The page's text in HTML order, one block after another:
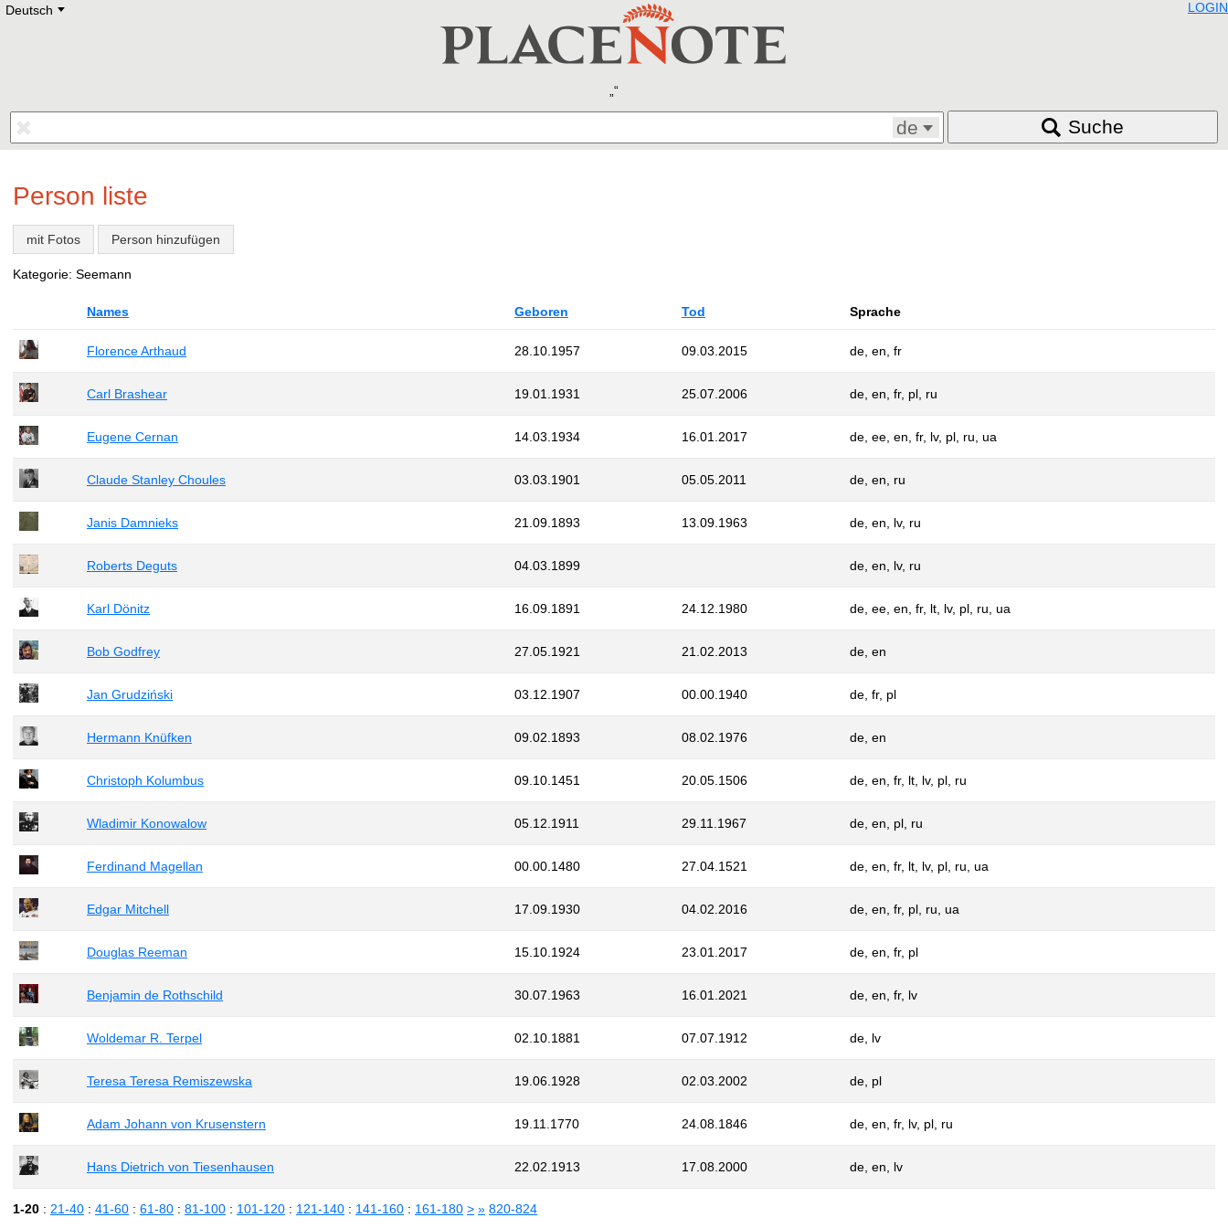
Deutsch E
Deutsch
Polski
Hebrew
LOGIN
de Suche
Person liste
mit Fotos Person hinzufügen
Kategorie: Seemann
Names Geboren Tod Sprache
Florence Arthaud 28.10.1957 09.03.2015 de, en, fr
Carl Brashear 19.01.1931 25.07.2006 de, en, fr, pl, ru
Eugene Cernan 14.03.1934 16.01.2017 de, ee, en, fr, lv, pl, ru, ua
Claude Stanley Choules 03.03.1901 05.05.2011 de, en, ru
Janis Damnieks 21.09.1893 13.09.1963 de, en, lv, ru
Roberts Deguts 04.03.1899 de, en, lv, ru
Karl Dönitz 16.09.1891 24.12.1980 de, ee, en, fr, lt, lv, pl, ru, ua
Bob Godfrey 27.05.1921 21.02.2013 de, en
Jan Grudziński 03.12.1907 00.00.1940 de, fr, pl
Hermann Knüfken 09.02.1893 08.02.1976 de, en
Christoph Kolumbus 09.10.1451 20.05.1506 de, en, fr, lt, lv, pl, ru
Wladimir Konowalow 05.12.1911 29.11.1967 de, en, pl, ru
Ferdinand Magellan 00.00.1480 27.04.1521 de, en, fr, lt, lv, pl, ru, ua
Edgar Mitchell 17.09.1930 04.02.2016 de, en, fr, pl, ru, ua
Douglas Reeman 15.10.1924 23.01.2017 de, en, fr, pl
Benjamin de Rothschild 30.07.1963 16.01.2021 de, en, fr, lv
Woldemar R. Terpel 02.10.1881 07.07.1912 de, lv
Teresa Teresa Remiszewska 19.06.1928 02.03.2002 de, pl
Adam Johann von Krusenstern 19.11.1770 24.08.1846 de, en, fr, lv, pl, ru
Hans Dietrich von Tiesenhausen 22.02.1913 17.08.2000 de, en, lv
1-20 : 21-40 : 41-60 : 61-80 : 81-100 : 101-120 : 121-140 : 141-160 : 161-180 > » 820-824